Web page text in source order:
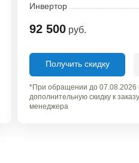
Инвертор
92 500 руб.
Получить скидку
*При обращении до 07.08.2026
дополнительную скидку к
менеджера